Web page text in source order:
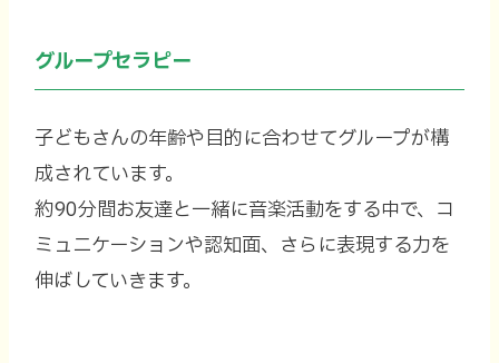
グループセラピー
子どもさんの年齢や目的に合わせてグループが構
成されています。
約90分間お友達と一緒に音楽活動をする中で、コ
ミュニケーションや認知面、さらに表現する力を
伸ばしていきます。